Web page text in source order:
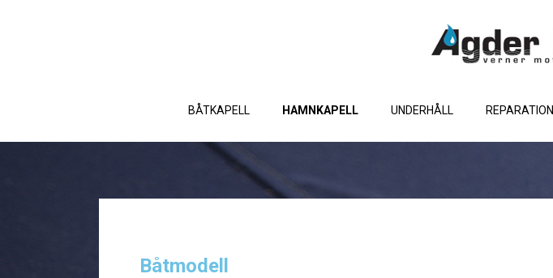
BÅTKAPELL HAMNKAPELL UNDERHÅLL REPARATION
Båtmodell